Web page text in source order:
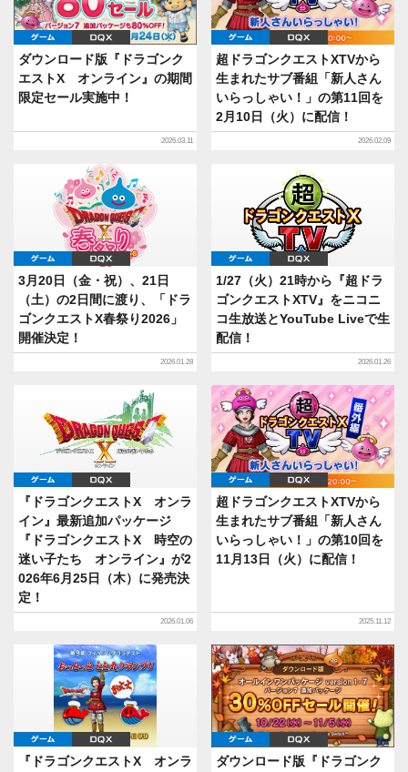
ゲーム DQX
ダウンロード版『ドラゴンク
エストX オンライン』の期間
限定セール実施中！
2026.03.11
ゲーム DQX
超ドラゴンクエストXTVから
生まれたサブ番組「新人さん
いらっしゃい！」の第11回を
2月10日（火）に配信！
2026.02.09
ゲーム DQX
3月20日（金・祝）、21日
（土）の2日間に渡り、「ドラ
ゴンクエストX春祭り2026」
開催決定！
2026.01.28
ゲーム
1/27（火）21時から『超ドラ
ゴンクエストXTV』をニコニ
コ生放送とYouTube Liveで生
配信！
2026.01.26
ゲーム
『ドラゴンクエストX オンラ
イン』最新追加パッケージ
『ドラゴンクエストX 時空の
迷い子たち オンライン』が2
026年6月25日（木）に発売決
定！
2026.01.06
ゲーム DQX
超ドラゴンクエストXTVから
生まれたサブ番組「新人さん
いらっしゃい！」の第10回を
11月13日（火）に配信！
2025.11.12
ゲーム DQX
『ドラゴンクエストX オンラ
ゲーム DQX
ダウンロード版『ドラゴンク